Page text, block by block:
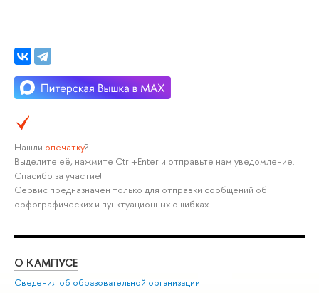
Нашли опечатку?
Выделите её, нажмите Ctrl+Enter и отправьте нам уведомление.
Спасибо за участие!
Сервис предназначен только для отправки сообщений об
орфографических и пунктуационных ошибках.
О КАМПУСЕ
Сведения об образовательной организации